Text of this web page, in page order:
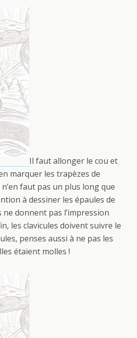
Il faut allonger le cou et
marquer les trapèzes de
faut pas un plus long que
à dessiner les épaules de
ne donnent pas l’impression
les clavicules doivent suivre le
penses aussi à ne pas les
étaient molles !